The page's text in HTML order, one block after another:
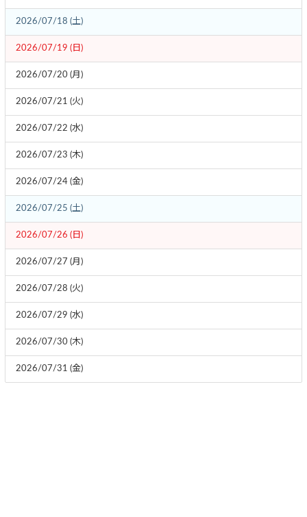
2026/07/18 (土)
2026/07/19 (日)
2026/07/20 (月)
2026/07/21 (火)
2026/07/22 (水)
2026/07/23 (木)
2026/07/24 (金)
2026/07/25 (土)
2026/07/26 (日)
2026/07/27 (月)
2026/07/28 (火)
2026/07/29 (水)
2026/07/30 (木)
2026/07/31 (金)